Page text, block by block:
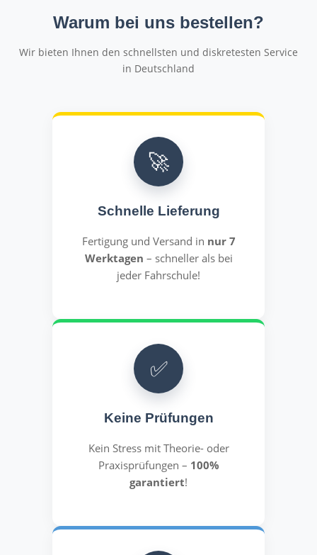
Warum bei uns bestellen?
Wir bieten Ihnen den schnellsten und diskretesten Service
in Deutschland
🚀
Schnelle Lieferung
Fertigung und Versand in nur 7
Werktagen – schneller als bei
jeder Fahrschule!
✅
Keine Prüfungen
Kein Stress mit Theorie- oder
Praxisprüfungen – 100%
garantiert!